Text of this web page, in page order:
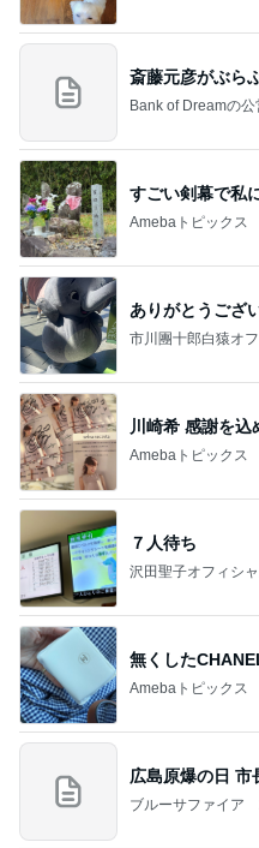
斎藤元彦がぶら
Bank of Dreamの公
すごい剣幕で私
Amebaトピックス
ありがとうござ
市川團十郎白猿オ
川崎希 感謝を込
Amebaトピックス
７人待ち
沢田聖子オフィシ
無くした
Amebaトピックス
広島原爆の日 市
ブルーサファイア